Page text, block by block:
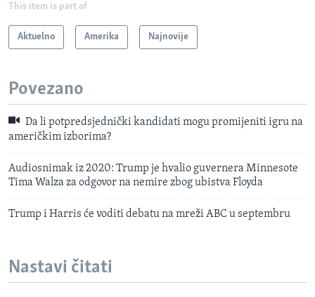
This item is part of
Aktuelno Amerika Najnovije
Povezano
Da li potpredsjednički kandidati mogu promijeniti igru na
američkim izborima?
Audiosnimak iz 2020: Trump je hvalio guvernera Minnesote
Tima Walza za odgovor na nemire zbog ubistva Floyda
Trump i Harris će voditi debatu na mreži ABC u septembru
Nastavi čitati